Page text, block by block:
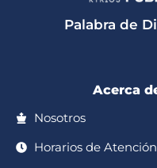
a
p
k
Palabra de
Acerca
Nosotros
Horarios de Atención